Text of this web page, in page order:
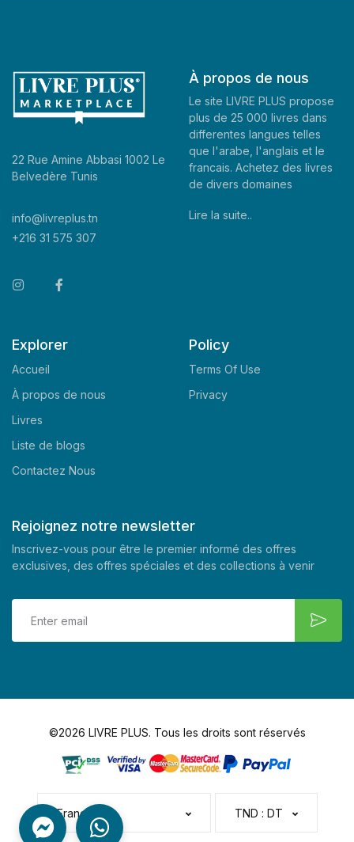
22 Rue Amine Abbasi 1002 Le
Belvedère Tunis
info@livreplus.tn
+216 31 575 307
À propos de nous
Le site LIVRE PLUS propose
plus de 25 000 livres dans
differentes langues telles
que l'arabe, l'anglais et le
francais. Achetez des livres
de divers domaines
Lire la suite..
Explorer
Accueil
À propos de nous
Livres
Liste de blogs
Contactez Nous
Policy
Terms Of Use
Privacy
Rejoignez notre newsletter
Inscrivez-vous pour être le premier informé des offres
exclusives, des offres spéciales et des collections à venir
©2026 LIVRE PLUS. Tous les droits sont réservés
Français TND : DT